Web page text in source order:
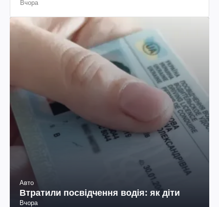
Вчора
Авто
Втратили посвідчення водія: як діти
Вчора